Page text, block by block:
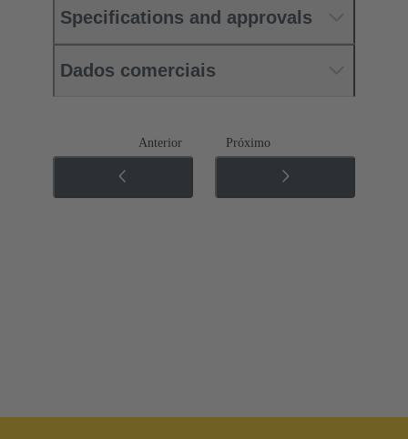
Specifications and approvals
Dados comerciais
Anterior Próximo